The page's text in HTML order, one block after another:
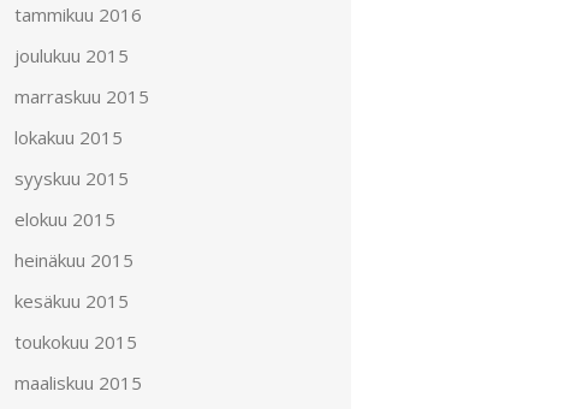
tammikuu 2016
joulukuu 2015
marraskuu 2015
lokakuu 2015
syyskuu 2015
elokuu 2015
heinäkuu 2015
kesäkuu 2015
toukokuu 2015
maaliskuu 2015